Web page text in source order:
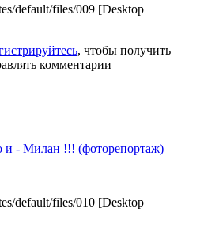
, чтобы получить
комментарии
и - Милан !!! (фоторепортаж)